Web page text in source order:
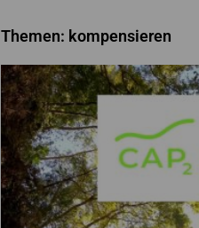
Themen: kompensieren